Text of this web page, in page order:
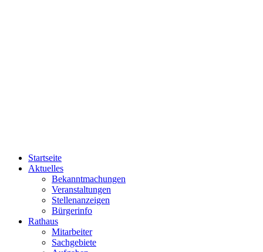
Startseite
Aktuelles
Bekanntmachungen
Veranstaltungen
Stellenanzeigen
Bürgerinfo
Rathaus
Mitarbeiter
Sachgebiete